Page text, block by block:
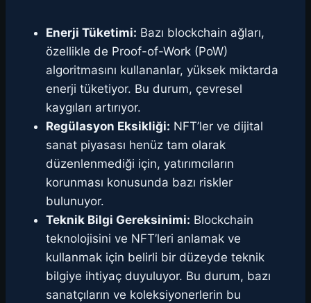
Enerji Tüketimi: Bazı blockchain ağları,
özellikle de Proof-of-Work (PoW)
algoritmasını kullananlar, yüksek miktarda
enerji tüketiyor. Bu durum, çevresel
kaygıları artırıyor.
Regülasyon Eksikliği: NFT’ler ve dijital
sanat piyasası henüz tam olarak
düzenlenmediği için, yatırımcıların
korunması konusunda bazı riskler
bulunuyor.
Teknik Bilgi Gereksinimi: Blockchain
teknolojisini ve NFT’leri anlamak ve
kullanmak için belirli bir düzeyde teknik
bilgiye ihtiyaç duyuluyor. Bu durum, bazı
sanatçıların ve koleksiyonerlerin bu